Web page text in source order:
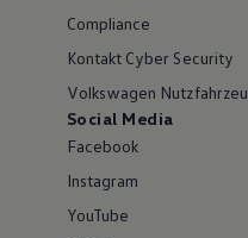
Compliance
Kontakt Cyber Security
Volkswagen
Social Media
Facebook
Instagram
YouTube